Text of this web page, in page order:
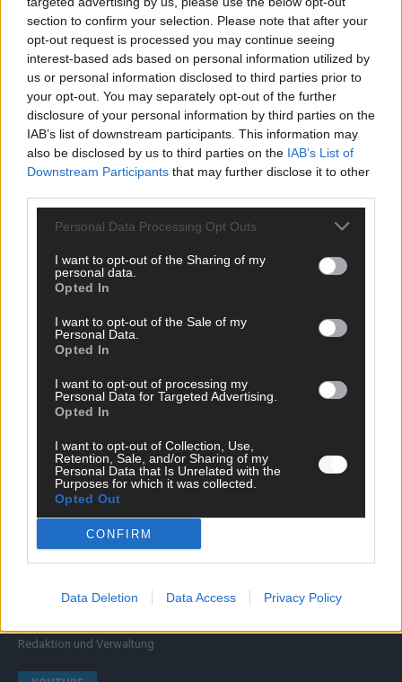
section to confirm your selection. Please note that after your
opt-out request is processed you may continue seeing
interest-based ads based on personal information utilized by
us or personal information disclosed to third parties prior to
your opt-out. You may separately opt-out of the further
disclosure of your personal information by third parties on the
IAB’s list of downstream participants. This information may
also be disclosed by us to third parties on the IAB’s List of
Downstream Participants that may further disclose it to other
Personal Data Processing Opt Outs
I want to opt-out of the Sharing of my
personal data.
Opted In
I want to opt-out of the Sale of my
Personal Data.
Opted In
I want to opt-out of processing my
Personal Data for Targeted Advertising.
Opted In
I want to opt-out of Collection, Use,
Retention, Sale, and/or Sharing of my
Personal Data that Is Unrelated with the
Purposes for which it was collected.
Opted Out
CONFIRM
Data Deletion Data Access Privacy Policy
SCHNELL ZUM RESSORT
Nachrichten
Wirtschaft
Ratgeber
Kommentar
Streams & Storys
Eurovision
FLASH – DAS VIDEOPORTAL
Redaktion und Verwaltung